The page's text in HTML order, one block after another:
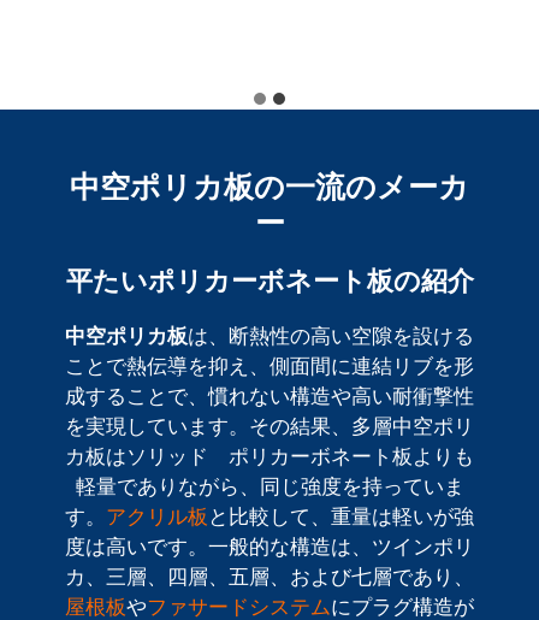
中空ポリカ板の一流のメーカ
ー
平たいポリカーボネート板の紹介
中空ポリカ板は、断熱性の高い空隙を設ける
ことで熱伝導を抑え、側面間に連結リブを形
成することで、慣れない構造や高い耐衝撃性
を実現しています。その結果、多層中空ポリ
カ板はソリッド ポリカーボネート板よりも
軽量でありながら、同じ強度を持っていま
す。 アクリル板 と比較して、重量は軽いが強
度は高いです。一般的な構造は、ツインポリ
カ、三層、四層、五層、および七層であり、
屋根板やファサードシステムにプラグ構造が